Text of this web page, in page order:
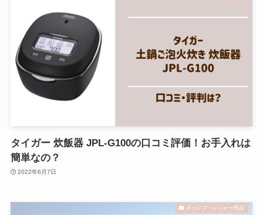
タイガー 炊飯器 JPL-G100の口コミ評価！お手入れは
簡単なの？
2022年6月7日
キャンプ・レジャー用品